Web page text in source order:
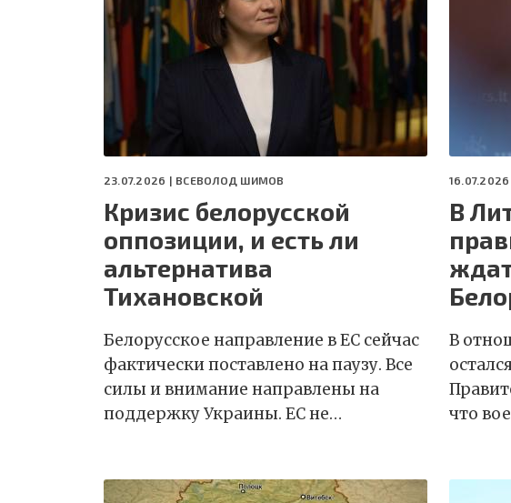
23.07.2026 | ВСЕВОЛОД ШИМОВ
Кризис белорусской
оппозиции, и есть ли
альтернатива
Тихановской
Белорусское направление в ЕС сейчас
фактически поставлено на паузу. Все
силы и внимание направлены на
поддержку Украины. ЕС не…
16.07.2026
В
В
что